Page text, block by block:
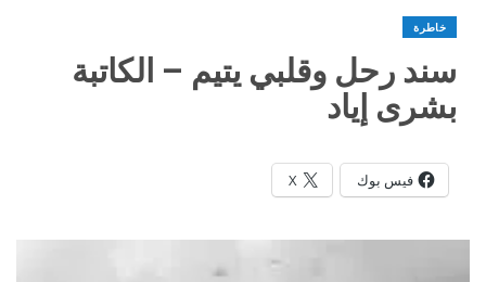
خاطرة
سند رحل وقلبي يتيم – الكاتبة
بشرى إياد
فيس بوك X